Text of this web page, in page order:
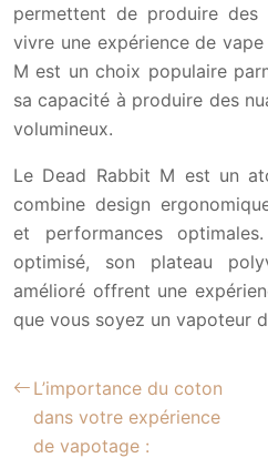
permettent de produire
vivre une expérience de
M est un choix populaire
sa capacité à produire des
volumineux.
Le Dead Rabbit M est un
combine design
et performances
optimisé, son plateau
amélioré offrent une
que vous soyez un vapoteur
L’importance du coton
dans votre expérience
de vapotage :